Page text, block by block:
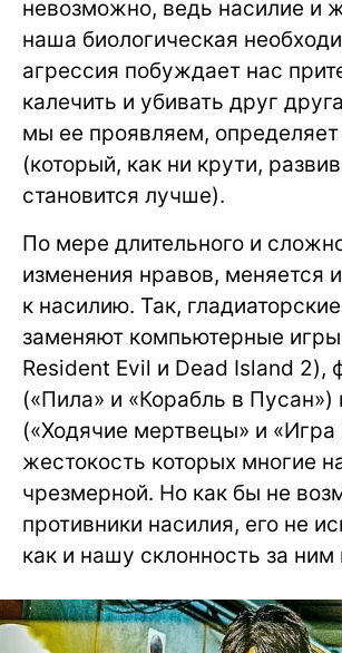
невозможно, ведь насилие и
наша биологическая
агрессия побуждает нас
калечить и убивать друг
мы ее проявляем,
(который, как ни крути,
становится лучше).
По мере длительного и
изменения нравов, меняется
к насилию. Так,
заменяют компьютерные
Resident Evil и Dead Island 2),
(«Пила» и «Корабль в Пусан»)
(«Ходячие мертвецы» и «Игра
жестокость которых многие
чрезмерной. Но как бы не
противники насилия, его не
как и нашу склонность за